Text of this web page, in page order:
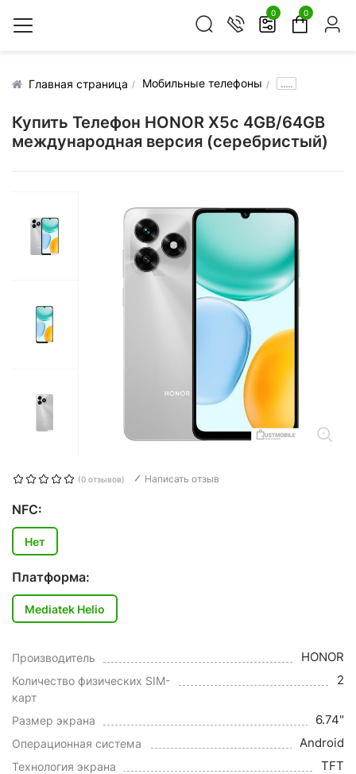
0 0
Главная страница Мобильные телефоны .....
Купить Телефон HONOR X5c 4GB/64GB
международная версия (серебристый)
(0 отзывов) Написать отзыв
NFC:
Нет
Платформа:
Mediatek Helio
Производитель HONOR
Количество физических SIM-
карт
2
Размер экрана 6.74"
Операционная система Android
Технология экрана TFT